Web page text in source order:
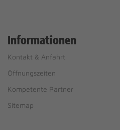
Informationen
Kontakt & Anfahrt
Öffnungszeiten
Kompetente Partner
Sitemap